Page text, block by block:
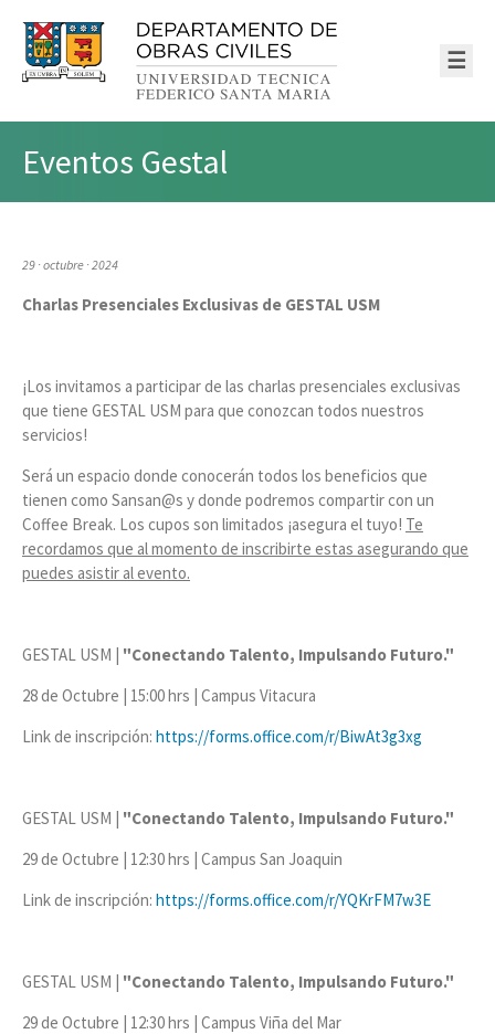
☰
Eventos Gestal
29 · octubre · 2024
Charlas Presenciales Exclusivas de GESTAL USM
¡Los invitamos a participar de las charlas presenciales exclusivas
que tiene GESTAL USM para que conozcan todos nuestros
servicios!
Será un espacio donde conocerán todos los beneficios que
tienen como Sansan@s y donde podremos compartir con un
Coffee Break. Los cupos son limitados ¡asegura el tuyo! Te
recordamos que al momento de inscribirte estas asegurando que
puedes asistir al evento.
GESTAL USM | "Conectando Talento, Impulsando Futuro."
28 de Octubre | 15:00 hrs | Campus Vitacura
Link de inscripción: https://forms.office.com/r/BiwAt3g3xg
GESTAL USM | "Conectando Talento, Impulsando Futuro."
29 de Octubre | 12:30 hrs | Campus San Joaquin
Link de inscripción: https://forms.office.com/r/YQKrFM7w3E
GESTAL USM | "Conectando Talento, Impulsando Futuro."
29 de Octubre | 12:30 hrs | Campus Viña del Mar